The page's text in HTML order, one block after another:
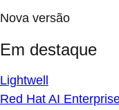
Nova versão
Em destaque
Lightwell
Red Hat AI